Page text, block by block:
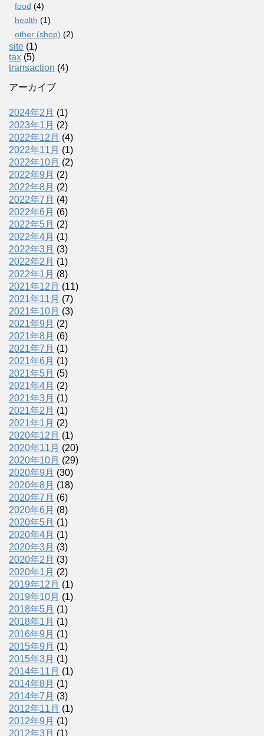
food (4)
health (1)
other (shop) (2)
site (1)
tax (5)
transaction (4)
アーカイブ
2024年2月 (1)
2023年1月 (2)
2022年12月 (4)
2022年11月 (1)
2022年10月 (2)
2022年9月 (2)
2022年8月 (2)
2022年7月 (4)
2022年6月 (6)
2022年5月 (2)
2022年4月 (1)
2022年3月 (3)
2022年2月 (1)
2022年1月 (8)
2021年12月 (11)
2021年11月 (7)
2021年10月 (3)
2021年9月 (2)
2021年8月 (6)
2021年7月 (1)
2021年6月 (1)
2021年5月 (5)
2021年4月 (2)
2021年3月 (1)
2021年2月 (1)
2021年1月 (2)
2020年12月 (1)
2020年11月 (20)
2020年10月 (29)
2020年9月 (30)
2020年8月 (18)
2020年7月 (6)
2020年6月 (8)
2020年5月 (1)
2020年4月 (1)
2020年3月 (3)
2020年2月 (3)
2020年1月 (2)
2019年12月 (1)
2019年10月 (1)
2018年5月 (1)
2018年1月 (1)
2016年9月 (1)
2015年9月 (1)
2015年3月 (1)
2014年11月 (1)
2014年8月 (1)
2014年7月 (3)
2012年11月 (1)
2012年9月 (1)
2012年3月 (1)